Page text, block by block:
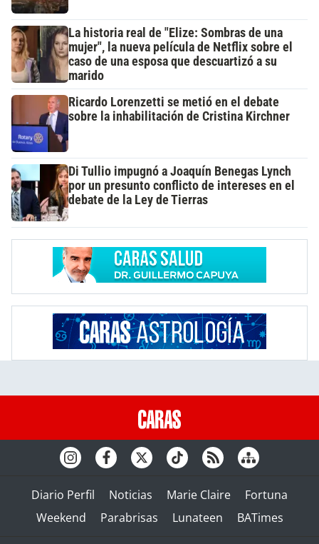
La historia real de "Elize: Sombras de una
mujer", la nueva película de Netflix sobre el
caso de una esposa que descuartizó a su
marido
Ricardo Lorenzetti se metió en el debate
sobre la inhabilitación de Cristina Kirchner
Di Tullio impugnó a Joaquín Benegas Lynch
por un presunto conflicto de intereses en el
debate de la Ley de Tierras
Diario Perfil Noticias Marie Claire
Fortuna
Weekend
Parabrisas Lunateen BATimes